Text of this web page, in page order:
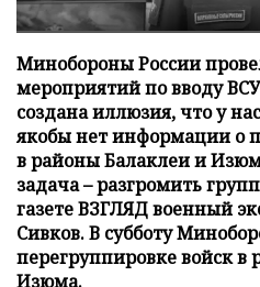
Минобороны России
мероприятий по вводу
создана иллюзия, что у
якобы нет информации о
в районы Балаклеи и
задача – разгромить
газете ВЗГЛЯД военный
Сивков. В субботу
перегруппировке войск в
Изюма.